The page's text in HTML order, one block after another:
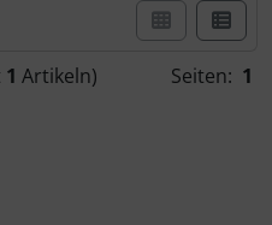
1 Artikeln) Seiten: 1